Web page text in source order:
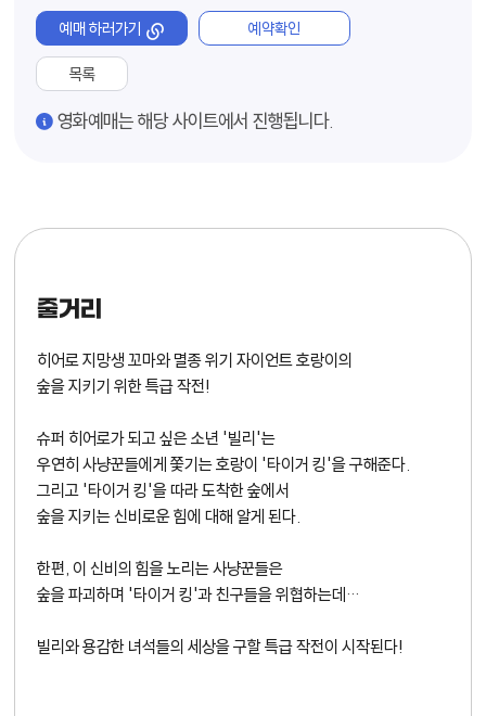
예매 하러가기 예약확인
목록
영화예매는 해당 사이트에서 진행됩니다.
줄거리
히어로 지망생 꼬마와 멸종 위기 자이언트 호랑이의
숲을 지키기 위한 특급 작전!
슈퍼 히어로가 되고 싶은 소년 '빌리'는
우연히 사냥꾼들에게 쫓기는 호랑이 '타이거 킹'을 구해준다.
그리고 '타이거 킹'을 따라 도착한 숲에서
숲을 지키는 신비로운 힘에 대해 알게 된다.
한편, 이 신비의 힘을 노리는 사냥꾼들은
숲을 파괴하며 '타이거 킹'과 친구들을 위협하는데…
빌리와 용감한 녀석들의 세상을 구할 특급 작전이 시작된다!